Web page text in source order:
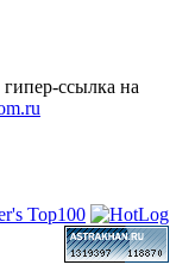
ссылка на